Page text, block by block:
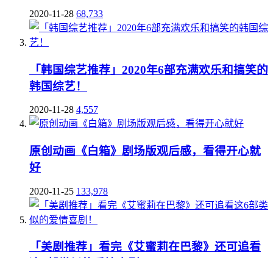
2020-11-28 68,733
「韩国综艺推荐」2020年6部充满欢乐和搞笑的
韩国综艺！
2020-11-28 4,557
原创动画《白箱》剧场版观后感，看得开心就
好
2020-11-25 133,978
「美剧推荐」看完《艾蜜莉在巴黎》还可追看